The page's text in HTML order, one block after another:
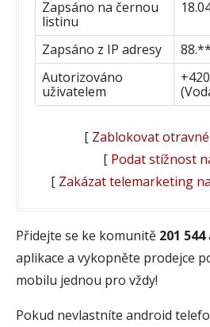
Zapsáno na černou
listinu
Zapsáno z IP adresy
Autorizováno
uživatelem
[ Zablokovat
[ Podat stížnost
[ Zakázat telemarketing
Přidejte se ke komunitě 201 544
aplikace a vykopněte prodejce
mobilu jednou pro vždy!
Pokud nevlastníte android